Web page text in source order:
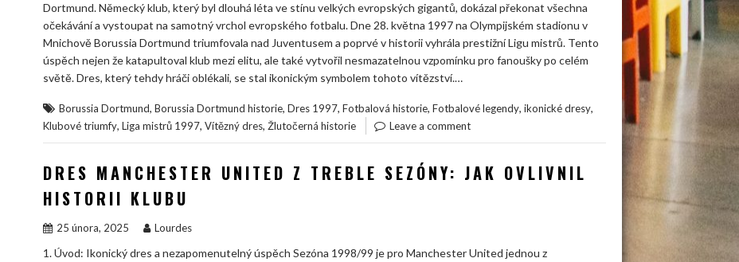
Dortmund. Německý klub, který byl dlouhá léta ve stínu velkých evropských gigantů, dokázal překonat všechna
očekávání a vystoupat na samotný vrchol evropského fotbalu. Dne 28. května 1997 na Olympijském stadionu v
Mnichově Borussia Dortmund triumfovala nad Juventusem a poprvé v historii vyhrála prestižní Ligu mistrů. Tento
úspěch nejen že katapultoval klub mezi elitu, ale také vytvořil nesmazatelnou vzpomínku pro fanoušky po celém
světě. Dres, který tehdy hráči oblékali, se stal ikonickým symbolem tohoto vítězství.…
Borussia Dortmund, Borussia Dortmund historie, Dres 1997, Fotbalová historie, Fotbalové legendy, ikonické dresy,
Klubové triumfy, Liga mistrů 1997, Vítězný dres, Žlutočerná historie Leave a comment
DRES MANCHESTER UNITED Z TREBLE SEZÓNY: JAK OVLIVNIL
HISTORII KLUBU
25 února, 2025 Lourdes
1. Úvod: Ikonický dres a nezapomenutelný úspěch Sezóna 1998/99 je pro Manchester United jednou z